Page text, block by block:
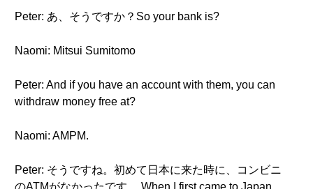
Peter: あ、そうですか？So your bank is?
Naomi: Mitsui Sumitomo
Peter: And if you have an account with them, you can
withdraw money free at?
Naomi: AMPM.
Peter: そうですね。初めて日本に来た時に、コンビニ
のATMがなかったです。 When I first came to Japan,